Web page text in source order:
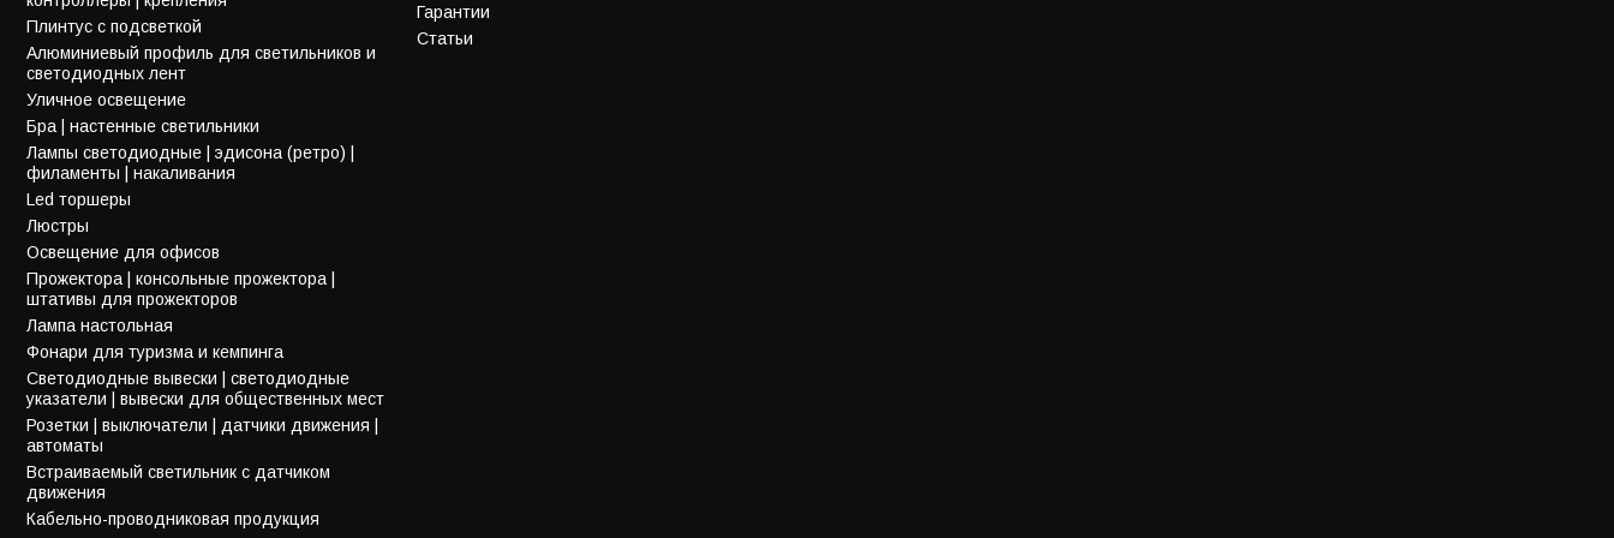
Плинтус с подсветкой
Алюминиевый профиль для светильников и
светодиодных лент
Уличное освещение
Бра | настенные светильники
Лампы светодиодные | эдисона (ретро) |
филаменты | накаливания
Led торшеры
Люстры
Освещение для офисов
Прожектора | консольные прожектора |
штативы для прожекторов
Лампа настольная
Фонари для туризма и кемпинга
Светодиодные вывески | светодиодные
указатели | вывески для общественных мест
Розетки | выключатели | датчики движения |
автоматы
Встраиваемый светильник с датчиком
движения
Кабельно-проводниковая продукция
Гарантии
Статьи